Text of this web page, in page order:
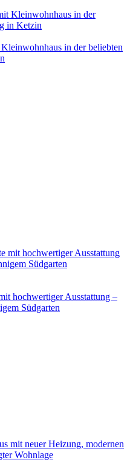
in der beliebten
hochwertiger Ausstattung –
Südgarten